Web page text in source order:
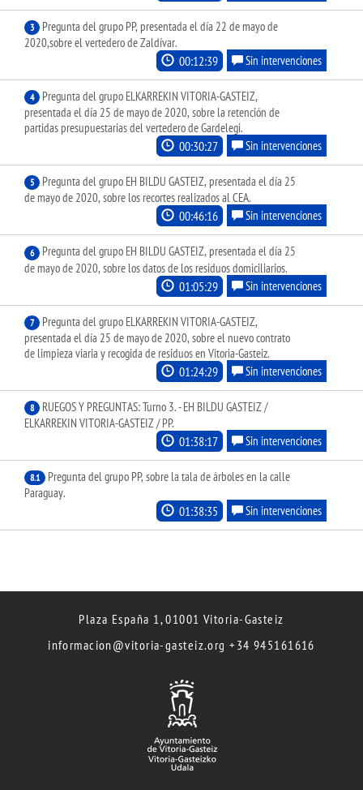
3
Pregunta del grupo PP, presentada el día 22 de mayo de
2020,sobre el vertedero de Zaldívar.
00:12:39 Sin intervenciones
4
Pregunta del grupo ELKARREKIN VITORIA-GASTEIZ,
presentada el día 25 de mayo de 2020, sobre la retención de
partidas presupuestarias del vertedero de Gardelegi.
00:30:27 Sin intervenciones
5
Pregunta del grupo EH BILDU GASTEIZ, presentada el día 25
de mayo de 2020, sobre los recortes realizados al CEA.
00:46:16 Sin intervenciones
6
Pregunta del grupo EH BILDU GASTEIZ, presentada el día 25
de mayo de 2020, sobre los datos de los residuos domiciliarios.
01:05:29 Sin intervenciones
7
Pregunta del grupo ELKARREKIN VITORIA-GASTEIZ,
presentada el día 25 de mayo de 2020, sobre el nuevo contrato
de limpieza viaria y recogida de residuos en Vitoria-Gasteiz.
01:24:29 Sin intervenciones
8
RUEGOS Y PREGUNTAS: Turno 3. - EH BILDU GASTEIZ /
ELKARREKIN VITORIA-GASTEIZ / PP.
01:38:17 Sin intervenciones
8.1
Pregunta del grupo PP, sobre la tala de árboles en la calle
Paraguay.
01:38:35 Sin intervenciones
Plaza España 1, 01001 Vitoria-Gasteiz
informacion@vitoria-gasteiz.org +34 945161616